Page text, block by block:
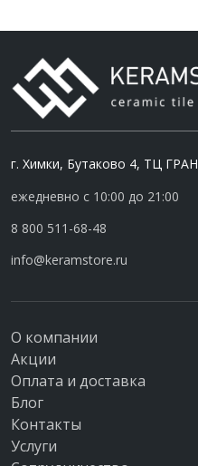
г. Химки, Бутаково 4, ТЦ
ежедневно с 10:00 до 21:00
8 800 511-68-48
info@keramstore.ru
О компании
Акции
Оплата и доставка
Блог
Контакты
Услуги